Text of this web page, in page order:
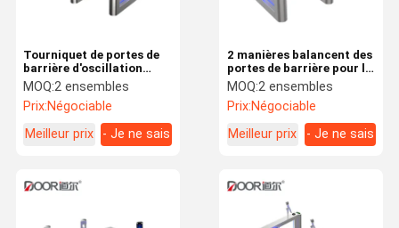
Tourniquet de portes de
barrière d'oscillation
pour le musée avec le
système de
reconnaissance des
visages et de gestion
MOQ:2 ensembles
Prix:Négociable
Meilleur prix
- Je ne sais
2 manières balancent des
portes de barrière pour le
contrôle d'entrée de
bibliothèque avec le
lecteur de cartes Access
MOQ:2 ensembles
Prix:Négociable
Meilleur prix
- Je ne sais